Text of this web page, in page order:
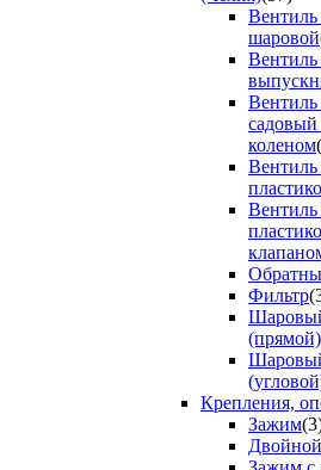
Вентиль
шаровой
коленом
Фильтр
(прямой)
Крепления,
Зажим